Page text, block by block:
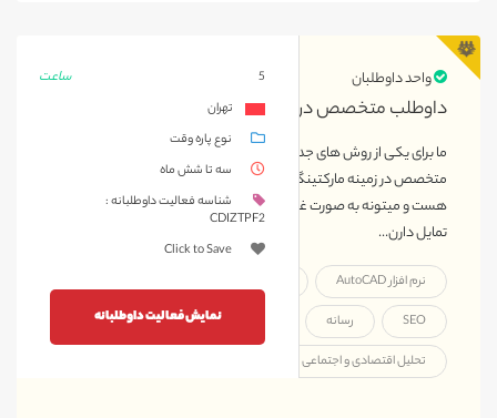
واحد داوطلبان
داوطلب متخصص در زمینه مارکتینگ و گرافیک
ما برای یکی از روش های جدید جلب مشارکت در محک احتیاج به نیروی
متخصص در زمینه مارکتینگ و گرافیک داریم این کار به صورت پروژه ای
هست و میتونه به صورت غیرحضوری انجام بشه داوطلبان عزیزی که
تمایل دارن...
نرم افزار AutoCAD
SEO
رسانه
راهبری شبکه های اجتماعی
تحلیل اقتصادی و اجتماعی
ساعت
5
تهران
نوع پاره وقت
سه تا شش ماه
شناسه فعالیت داوطلبانه :
CDIZTPF2
Click to Save
نمایش فعالیت داوطلبانه